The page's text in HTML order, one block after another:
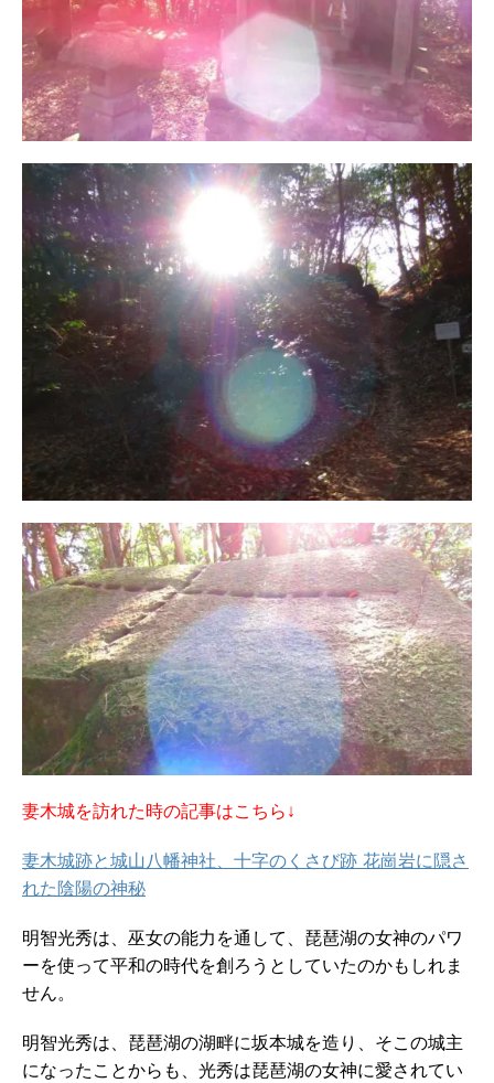
妻木城を訪れた時の記事はこちら↓
妻木城跡と城山八幡神社、十字のくさび跡 花崗岩に隠さ
れた陰陽の神秘
明智光秀は、巫女の能力を通して、琵琶湖の女神のパワ
ーを使って平和の時代を創ろうとしていたのかもしれま
せん。
明智光秀は、琵琶湖の湖畔に坂本城を造り、そこの城主
になったことからも、光秀は琵琶湖の女神に愛されてい